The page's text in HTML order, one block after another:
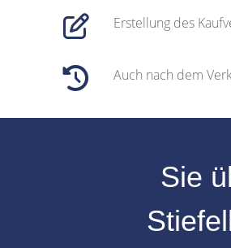
Erstellung des
Auch nach dem
Sie